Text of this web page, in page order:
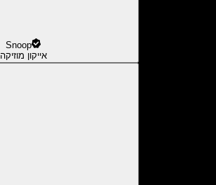
Snoop
אייקון מוזיקה